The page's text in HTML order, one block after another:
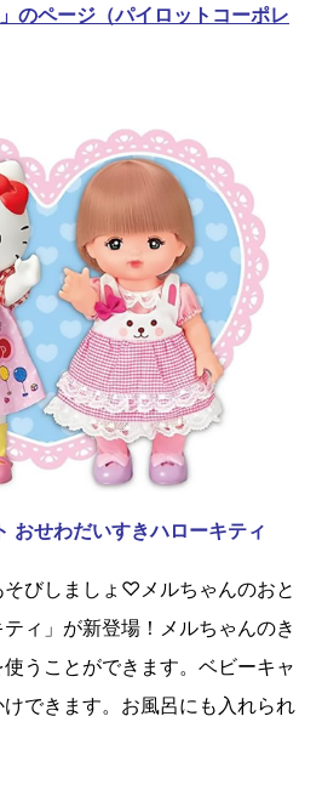
のページ（パイロットコーポレ
おせわだいすきハローキティ
びしましょ♡メルちゃんのおと
ィ」が新登場！メルちゃんのき
うことができます。ベビーキャ
できます。お風呂にも入れられ